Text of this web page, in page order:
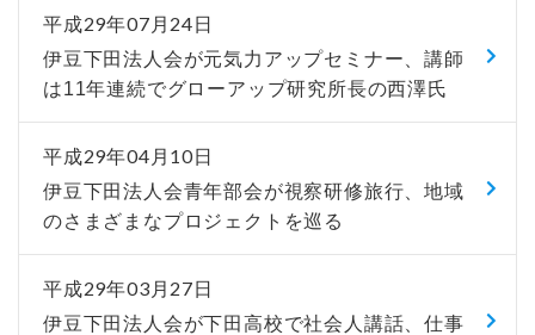
平成29年07月24日
伊豆下田法人会が元気力アップセミナー、講師
は11年連続でグローアップ研究所長の西澤氏
平成29年04月10日
伊豆下田法人会青年部会が視察研修旅行、地域
のさまざまなプロジェクトを巡る
平成29年03月27日
伊豆下田法人会が下田高校で社会人講話、仕事